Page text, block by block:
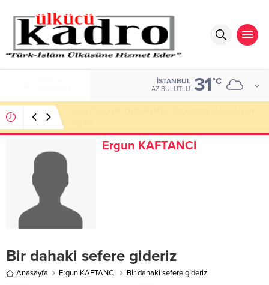
İSTANBUL
AZ BULUTLU 31°C
Ergun KAFTANCI
Bir dahaki sefere gideriz
Anasayfa Ergun KAFTANCI Bir dahaki sefere gideriz